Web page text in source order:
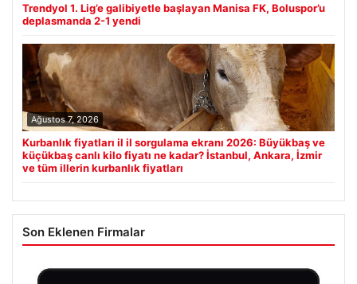
Trendyol 1. Lig’e galibiyetle başlayan Manisa FK, Boluspor’u
deplasmanda 2-1 yendi
Ağustos 7, 2026
Kurbanlık fiyatları il il sorgulama ekranı 2026: Büyükbaş ve
küçükbaş canlı kilo fiyatı ne kadar? İstanbul, Ankara, İzmir
ve tüm illerin kurbanlık fiyatları
Son Eklenen Firmalar